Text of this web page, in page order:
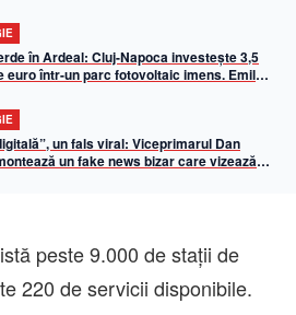
în Ardeal: Cluj-Napoca investește 3,5
euro într-un parc fotovoltaic imens. Emil
un fals viral: Viceprimarul Dan
un fake news bizar care vizează
peste 9.000 de stații de
220 de servicii disponibile.